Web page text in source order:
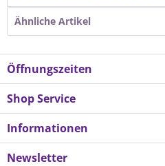
Ähnliche Artikel
Öffnungszeiten
Shop Service
Informationen
Newsletter